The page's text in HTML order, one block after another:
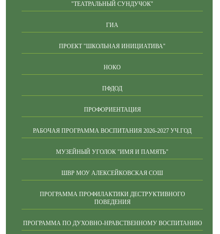
"ТЕАТРАЛЬНЫЙ СУНДУЧОК"
ГИА
ПРОЕКТ "ШКОЛЬНАЯ ИНИЦИАТИВА"
НОКО
ПФДОД
ПРОФОРИЕНТАЦИЯ
РАБОЧАЯ ПРОГРАММА ВОСПИТАНИЯ 2026-2027 УЧ.ГОД
МУЗЕЙНЫЙ УГОЛОК "ИМЯ И ПАМЯТЬ"
ШВР МОУ АЛЕКСЕЙКОВСКАЯ СОШ
ПРОГРАММА ПРОФИЛАКТИКИ ДЕСТРУКТИВНОГО
ПОВЕДЕНИЯ
ПРОГРАММА ПО ДУХОВНО-НРАВСТВЕННОМУ ВОСПИТАНИЮ